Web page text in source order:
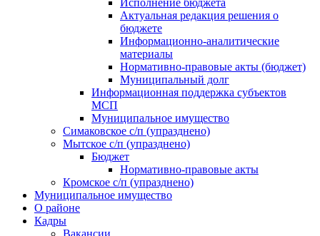
Исполнение бюджета
Актуальная редакция решения о
бюджете
Информационно-аналитические
материалы
Нормативно-правовые акты (бюджет)
Муниципальный долг
Информационная поддержка субъектов
МСП
Муниципальное имущество
Симаковское с/п (упразднено)
Мытское с/п (упразднено)
Бюджет
Нормативно-правовые акты
Кромское с/п (упразднено)
Муниципальное имущество
О районе
Кадры
Вакансии